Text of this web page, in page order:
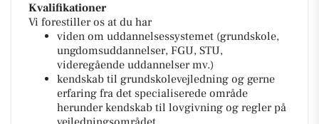
Kvalifikationer
Vi forestiller os at du har
viden om uddannelsessystemet (grundskole,
ungdomsuddannelser, FGU, STU,
videregående uddannelser mv.)
kendskab til grundskolevejledning og gerne
erfaring fra det specialiserede område
herunder kendskab til lovgivning og regler på